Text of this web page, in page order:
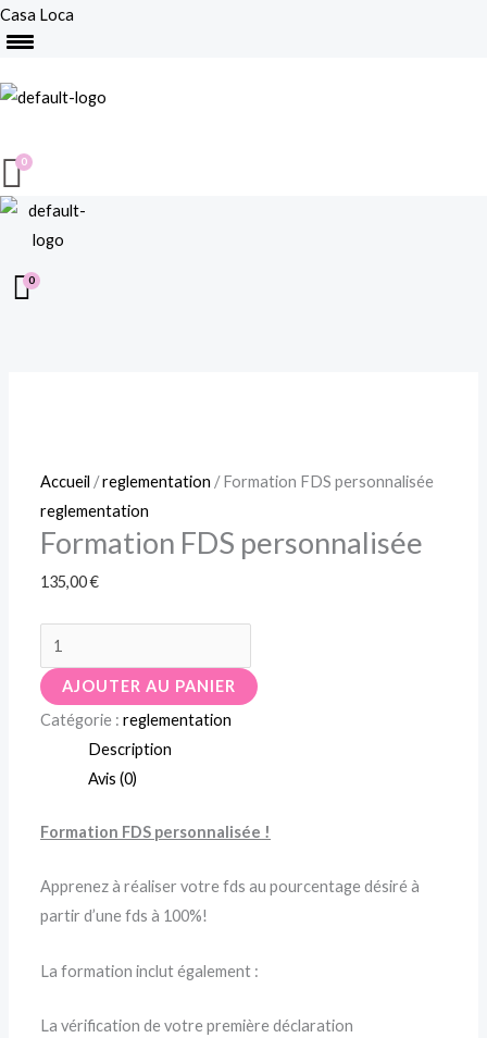
Aller
au
Casa Loca
Accueil /reglementation / Formation FDS personnalisée
reglementation
Formation FDS personnalisée
135,00€
AJOUTER AU PANIER
Catégorie :reglementation
Description
Avis (0)
Formation FDS personnalisée !
Apprenez à réaliser votre fds au pourcentage désiré à
partir d’une fds à 100%!
La formation inclut également :
La vérification de votre première déclaration